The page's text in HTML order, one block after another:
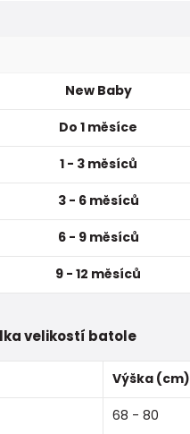
New Baby
Do 1 měsíce
1 - 3 měsíců
3 - 6 měsíců
6 - 9 měsíců
9 - 12 měsíců
velikostí batole
Výška (cm)
68 - 80